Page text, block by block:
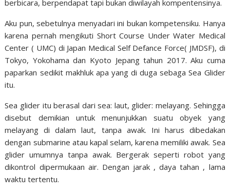
berbicara, berpendapat tapi bukan diwilayah kompentensinya.
Aku pun, sebetulnya menyadari ini bukan kompetensiku. Hanya
karena pernah mengikuti Short Course Under Water Medical
Center ( UMC) di Japan Medical Self Defance Force( JMDSF), di
Tokyo, Yokohama dan Kyoto Jepang tahun 2017. Aku cuma
paparkan sedikit makhluk apa yang di duga sebaga Sea Glider
itu.
Sea glider itu berasal dari sea: laut, glider: melayang. Sehingga
disebut demikian untuk menunjukkan suatu obyek yang
melayang di dalam laut, tanpa awak. Ini harus dibedakan
dengan submarine atau kapal selam, karena memiliki awak. Sea
glider umumnya tanpa awak. Bergerak seperti robot yang
dikontrol dipermukaan air. Dengan jarak , daya tahan , lama
waktu tertentu.